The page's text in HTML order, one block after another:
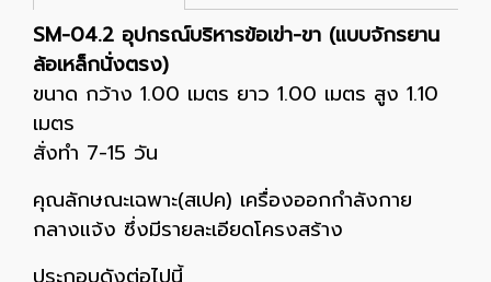
SM-04.2 อุปกรณ์บริหารข้อเข่า-ขา (แบบจักรยาน
ล้อเหล็กนั่งตรง)
ขนาด กว้าง 1.00 เมตร ยาว 1.00 เมตร สูง 1.10
เมตร
สั่งทำ 7-15 วัน
คุณลักษณะเฉพาะ(สเปค) เครื่องออกกำลังกาย
กลางแจ้ง ซึ่งมีรายละเอียดโครงสร้าง